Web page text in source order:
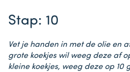
Stap: 10
Vet je handen in met de olie en
grote koekjes wil weeg deze af
kleine koekjes, weeg deze op 10